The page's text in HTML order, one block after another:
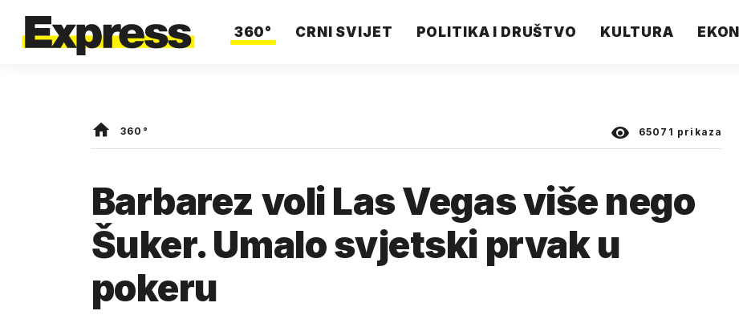
360° CRNI SVIJET POLITIKA I DRUŠTVO KULTURA
360° 65071 prikaza
Barbarez voli Las Vegas više nego
Šuker. Umalo svjetski prvak u
pokeru